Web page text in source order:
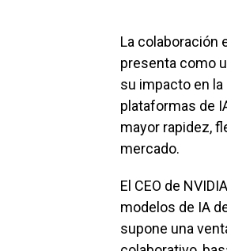
La colaboración
presenta como
su impacto en
plataformas de
mayor rapidez,
mercado.
El CEO de
modelos de IA
supone una